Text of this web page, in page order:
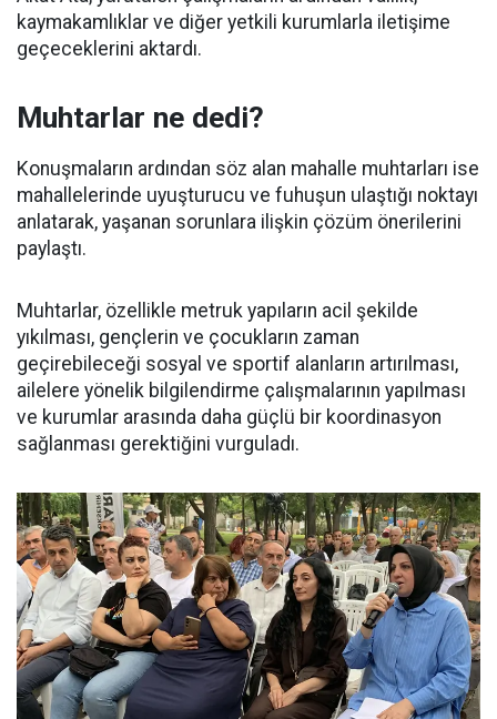
kaymakamlıklar ve diğer yetkili kurumlarla iletişime
geçeceklerini aktardı.
Muhtarlar ne dedi?
Konuşmaların ardından söz alan mahalle muhtarları ise
mahallelerinde uyuşturucu ve fuhuşun ulaştığı noktayı
anlatarak, yaşanan sorunlara ilişkin çözüm önerilerini
paylaştı.
Muhtarlar, özellikle metruk yapıların acil şekilde
yıkılması, gençlerin ve çocukların zaman
geçirebileceği sosyal ve sportif alanların artırılması,
ailelere yönelik bilgilendirme çalışmalarının yapılması
ve kurumlar arasında daha güçlü bir koordinasyon
sağlanması gerektiğini vurguladı.